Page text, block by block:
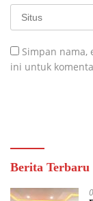
Simpan nama,
ini untuk
Berita Terbaru